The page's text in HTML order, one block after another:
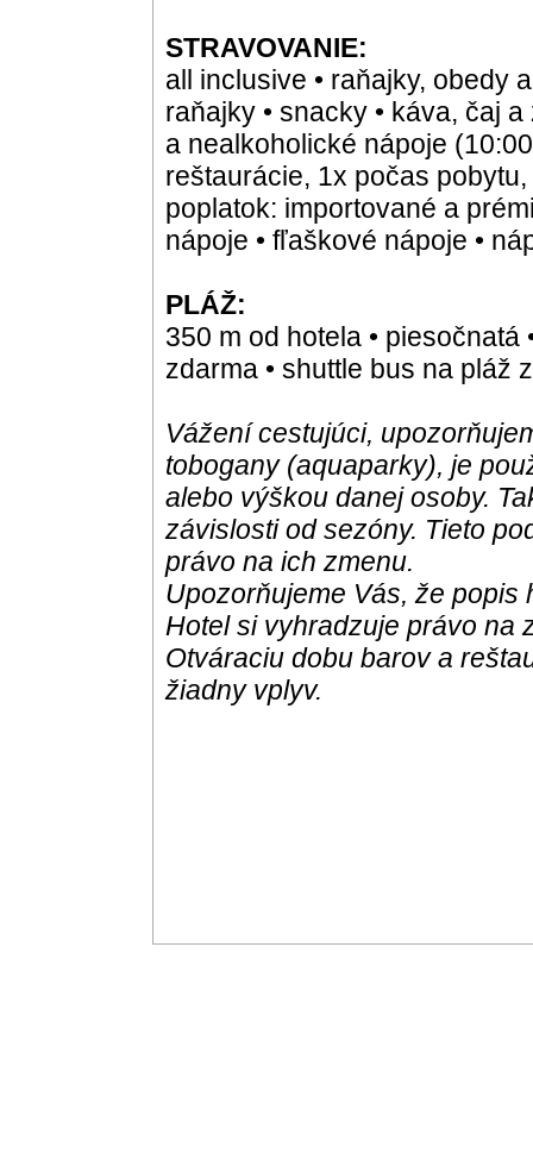
STRAVOVANIE:
all inclusive • raňajky, obedy
raňajky • snacky • káva, čaj
a nealkoholické nápoje
reštaurácie, 1x počas
poplatok: importované a
nápoje • fľaškové nápoje •
PLÁŽ:
350 m od hotela •
zdarma • shuttle bus na pláž
Vážení cestujúci,
tobogany (aquaparky), je
alebo výškou danej osoby.
závislosti od sezóny. Tieto
právo na ich zmenu.
Upozorňujeme Vás, že popis
Hotel si vyhradzuje právo na
Otváraciu dobu barov a
žiadny vplyv.